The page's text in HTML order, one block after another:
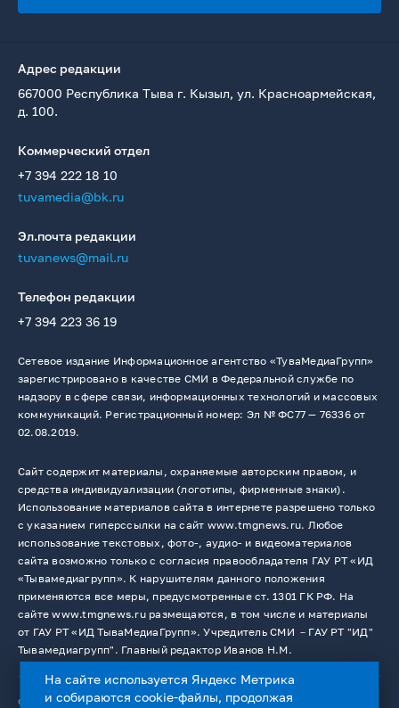
Адрес редакции
667000 Республика Тыва г. Кызыл, ул. Красноармейская,
д. 100.
Коммерческий отдел
+7 394 222 18 10
tuvamedia@bk.ru
Эл.почта редакции
tuvanews@mail.ru
Телефон редакции
+7 394 223 36 19
Сетевое издание Информационное агентство «ТуваМедиаГрупп»
зарегистрировано в качестве СМИ в Федеральной службе по
надзору в сфере связи, информационных технологий и массовых
коммуникаций. Регистрационный номер: Эл № ФС77 — 76336 от
02.08.2019.
Сайт содержит материалы, охраняемые авторским правом, и
средства индивидуализации (логотипы, фирменные знаки).
Использование материалов сайта в интернете разрешено только
с указанием гиперссылки на сайт www.tmgnews.ru. Любое
использование текстовых, фото-, аудио- и видеоматериалов
сайта возможно только с согласия правообладателя ГАУ РТ «ИД
«Тывамедиагрупп». К нарушителям данного положения
применяются все меры, предусмотренные ст. 1301 ГК РФ. На
сайте www.tmgnews.ru размещаются, в том числе и материалы
от ГАУ РТ «ИД ТываМедиаГрупп». Учредитель СМИ －ГАУ РТ "ИД"
Тывамедиагрупп". Главный редактор Иванов Н.М.
© 2026. Все права защищены. 12+
На сайте используется Яндекс Метрика
и собираются cookie-файлы, продолжая